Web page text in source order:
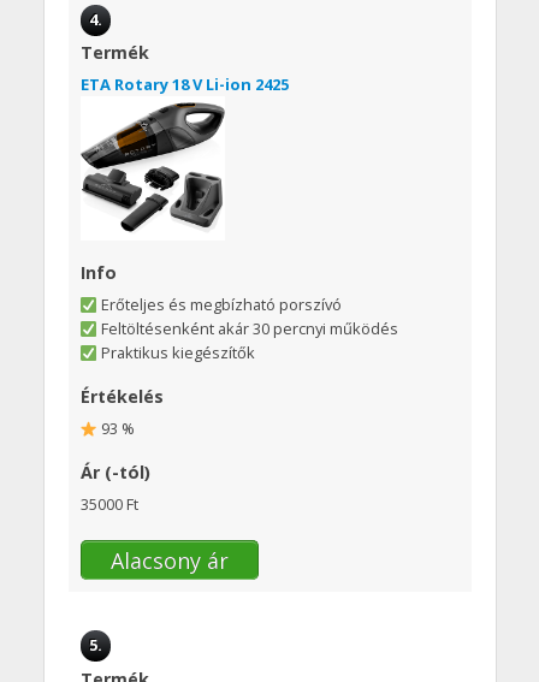
4.
Termék
ETA Rotary 18 V Li-ion 2425
Info
Erőteljes és megbízható porszívó
Feltöltésenként akár 30 percnyi működés
Praktikus kiegészítők
Értékelés
93 %
Ár (-tól)
35000 Ft
Alacsony ár
5.